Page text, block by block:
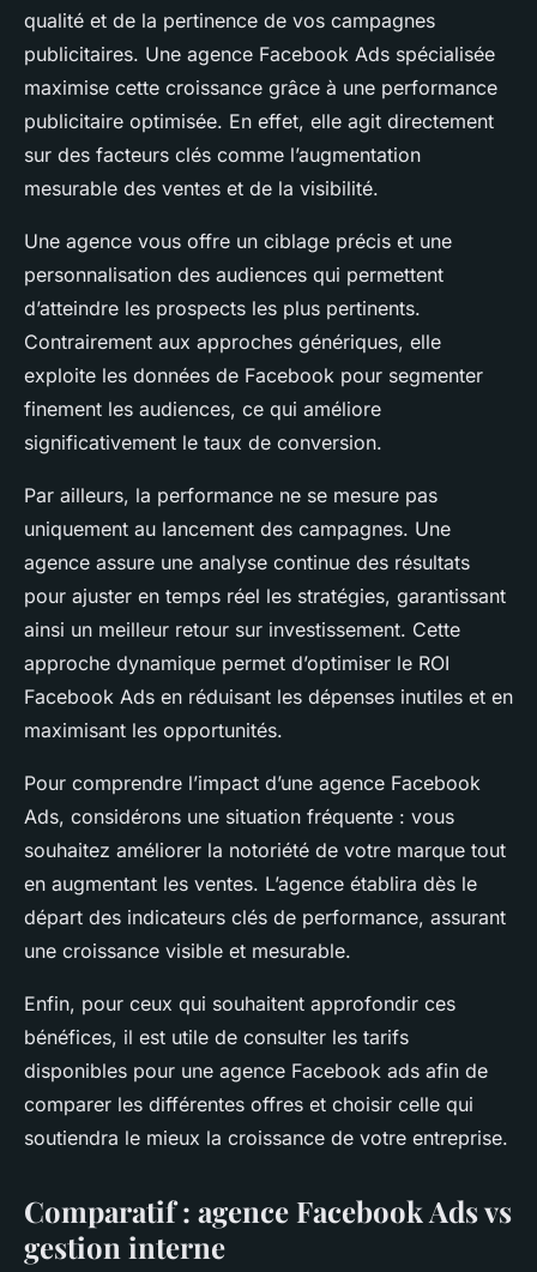
qualité et de la pertinence de vos campagnes
publicitaires. Une agence Facebook Ads spécialisée
maximise cette croissance grâce à une performance
publicitaire optimisée. En effet, elle agit directement
sur des facteurs clés comme l’augmentation
mesurable des ventes et de la visibilité.
Une agence vous offre un ciblage précis et une
personnalisation des audiences qui permettent
d’atteindre les prospects les plus pertinents.
Contrairement aux approches génériques, elle
exploite les données de Facebook pour segmenter
finement les audiences, ce qui améliore
significativement le taux de conversion.
Par ailleurs, la performance ne se mesure pas
uniquement au lancement des campagnes. Une
agence assure une analyse continue des résultats
pour ajuster en temps réel les stratégies, garantissant
ainsi un meilleur retour sur investissement. Cette
approche dynamique permet d’optimiser le ROI
Facebook Ads en réduisant les dépenses inutiles et en
maximisant les opportunités.
Pour comprendre l’impact d’une agence Facebook
Ads, considérons une situation fréquente : vous
souhaitez améliorer la notoriété de votre marque tout
en augmentant les ventes. L’agence établira dès le
départ des indicateurs clés de performance, assurant
une croissance visible et mesurable.
Enfin, pour ceux qui souhaitent approfondir ces
bénéfices, il est utile de consulter les tarifs
disponibles pour une agence Facebook ads afin de
comparer les différentes offres et choisir celle qui
soutiendra le mieux la croissance de votre entreprise.
Comparatif : agence Facebook Ads vs
gestion interne